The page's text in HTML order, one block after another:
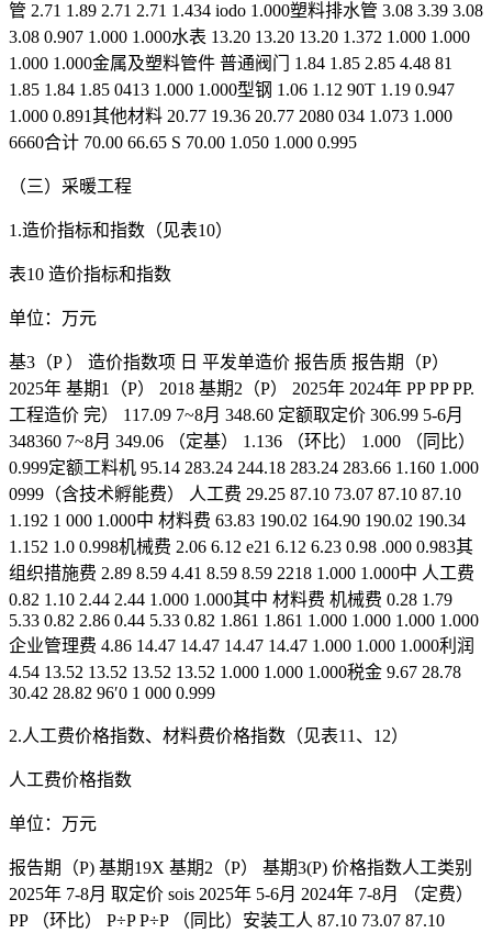
管 2.71 1.89 2.71 2.71 1.434 iodo 1.000塑料排水管 3.08 3.39 3.08
3.08 0.907 1.000 1.000水表 13.20 13.20 13.20 1.372 1.000 1.000
1.000 1.000金属及塑料管件 普通阀门 1.84 1.85 2.85 4.48 81
1.85 1.84 1.85 0413 1.000 1.000型钢 1.06 1.12 90T 1.19 0.947
1.000 0.891其他材料 20.77 19.36 20.77 2080 034 1.073 1.000
6660合计 70.00 66.65 S 70.00 1.050 1.000 0.995
（三）采暖工程
1.造价指标和指数（见表10）
表10 造价指标和指数
单位：万元
基3（P ） 造价指数项 日 平发单造价 报告质 报告期（P）
2025年 基期1（P） 2018 基期2（P） 2025年 2024年 PP PP PP.
工程造价 完） 117.09 7~8月 348.60 定额取定价 306.99 5-6月
348360 7~8月 349.06 （定基） 1.136 （环比） 1.000 （同比）
0.999定额工料机 95.14 283.24 244.18 283.24 283.66 1.160 1.000
0999（含技术孵能费） 人工费 29.25 87.10 73.07 87.10 87.10
1.192 1 000 1.000中 材料费 63.83 190.02 164.90 190.02 190.34
1.152 1.0 0.998机械费 2.06 6.12 e21 6.12 6.23 0.98 .000 0.983其
组织措施费 2.89 8.59 4.41 8.59 8.59 2218 1.000 1.000中 人工费
0.82 1.10 2.44 2.44 1.000 1.000其中 材料费 机械费 0.28 1.79
5.33 0.82 2.86 0.44 5.33 0.82 1.861 1.861 1.000 1.000 1.000 1.000
企业管理费 4.86 14.47 14.47 14.47 14.47 1.000 1.000 1.000利润
4.54 13.52 13.52 13.52 13.52 1.000 1.000 1.000税金 9.67 28.78
30.42 28.82 96′0 1 000 0.999
2.人工费价格指数、材料费价格指数（见表11、12）
人工费价格指数
单位：万元
报告期（P) 基期19X 基期2（P） 基期3(P) 价格指数人工类别
2025年 7-8月 取定价 sois 2025年 5-6月 2024年 7-8月 （定费）
PP （环比） P÷P P÷P （同比）安装工人 87.10 73.07 87.10